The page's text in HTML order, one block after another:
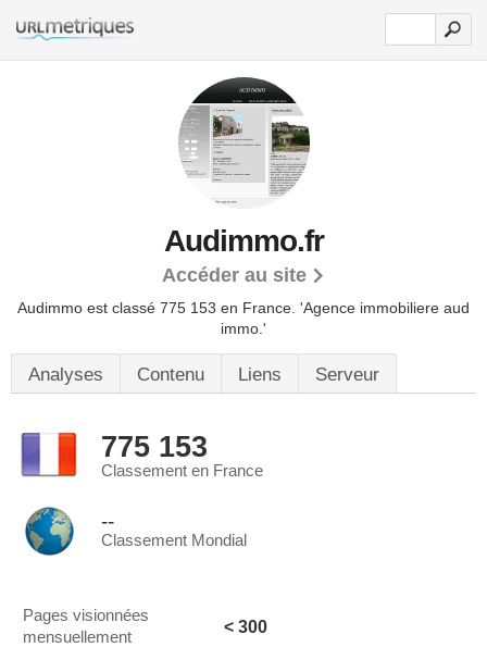
Audimmo.fr
Accéder au site
Audimmo est classé 775 153 en France. 'Agence immobiliere aud
immo.'
Analyses Contenu Liens Serveur
775 153
Classement en France
--
Classement Mondial
Pages visionnées
mensuellement
< 300